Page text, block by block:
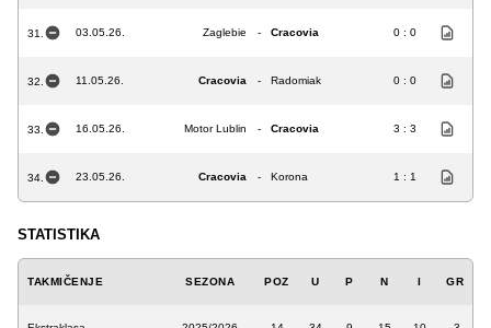
31. 03.05.26. Zaglebie - Cracovia 0 : 0
32. 11.05.26. Cracovia - Radomiak 0 : 0
33. 16.05.26. Motor Lublin - Cracovia 3 : 3
34. 23.05.26. Cracovia - Korona 1 : 1
STATISTIKA
TAKMIČENJE SEZONA POZ U P N I GR